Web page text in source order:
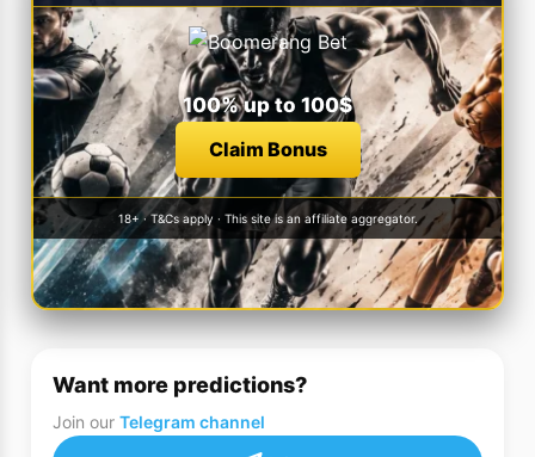
100% up to 100$
Claim Bonus
18+ · T&Cs apply · This site is an affiliate aggregator.
Want more predictions?
Join our Telegram channel